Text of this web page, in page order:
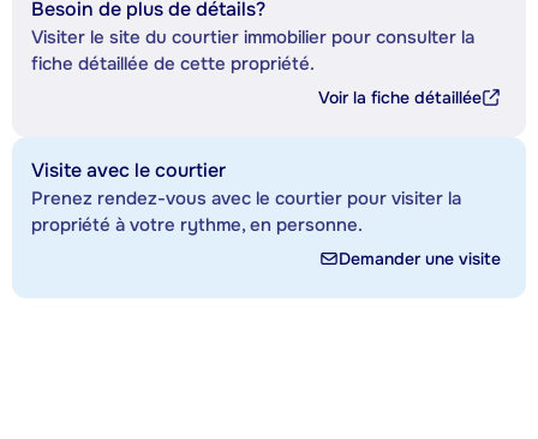
Besoin de plus de détails?
Visiter le site du courtier immobilier pour consulter la
fiche détaillée de cette propriété.
Voir la fiche détaillée
Visite avec le courtier
Prenez rendez-vous avec le courtier pour visiter la
propriété à votre rythme, en personne.
Demander une visite